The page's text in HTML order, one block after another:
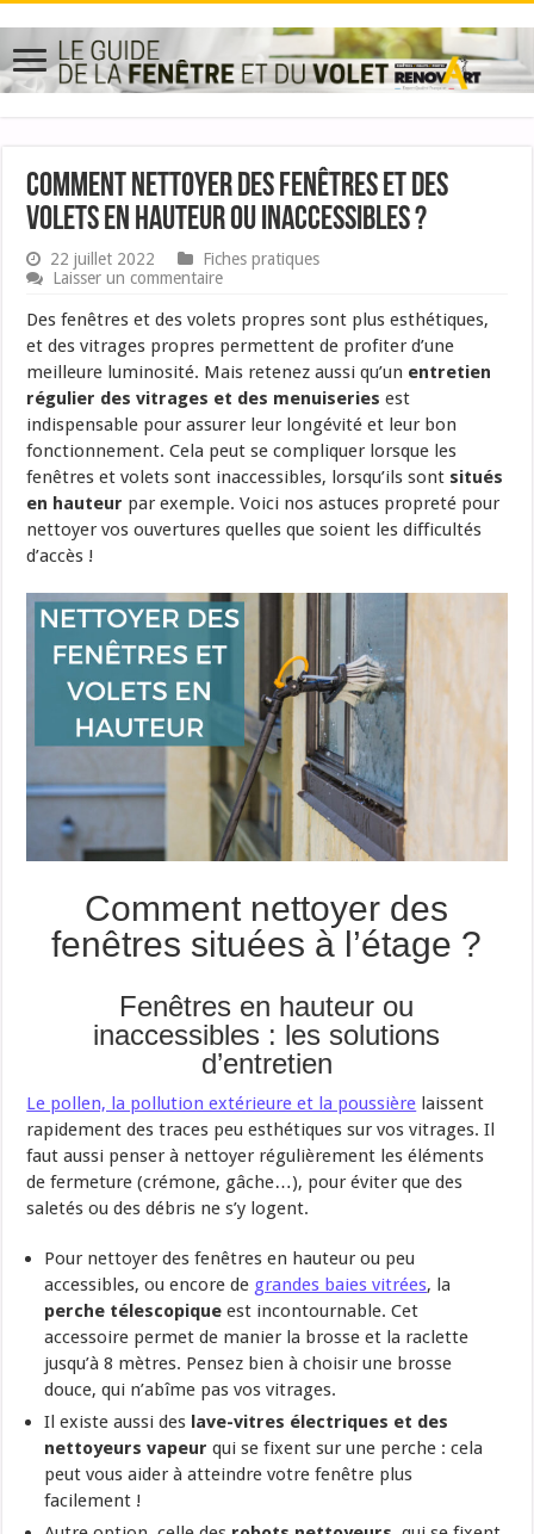
Comment nettoyer des fenêtres et des
volets en hauteur ou inaccessibles ?
22 juillet 2022
Fiches pratiques
Laisser un commentaire
Des fenêtres et des volets propres sont plus esthétiques,
et des vitrages propres permettent de profiter d’une
meilleure luminosité. Mais retenez aussi qu’un entretien
régulier des vitrages et des menuiseries est
indispensable pour assurer leur longévité et leur bon
fonctionnement. Cela peut se compliquer lorsque les
fenêtres et volets sont inaccessibles, lorsqu’ils sont situés
en hauteur par exemple. Voici nos astuces propreté pour
nettoyer vos ouvertures quelles que soient les difficultés
d’accès !
Comment nettoyer des
fenêtres situées à l’étage ?
Fenêtres en hauteur ou
inaccessibles : les solutions
d’entretien
Le pollen, la pollution extérieure et la poussière laissent
rapidement des traces peu esthétiques sur vos vitrages. Il
faut aussi penser à nettoyer régulièrement les éléments
de fermeture (crémone, gâche…), pour éviter que des
saletés ou des débris ne s’y logent.
Pour nettoyer des fenêtres en hauteur ou peu
accessibles, ou encore de grandes baies vitrées, la
perche télescopique est incontournable. Cet
accessoire permet de manier la brosse et la raclette
jusqu’à 8 mètres. Pensez bien à choisir une brosse
douce, qui n’abîme pas vos vitrages.
Il existe aussi des lave-vitres électriques et des
nettoyeurs vapeur qui se fixent sur une perche : cela
peut vous aider à atteindre votre fenêtre plus
facilement !